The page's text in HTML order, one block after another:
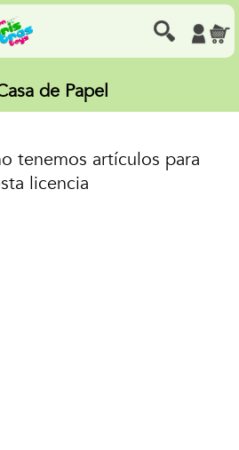
de Papel
tenemos artículos para
licencia